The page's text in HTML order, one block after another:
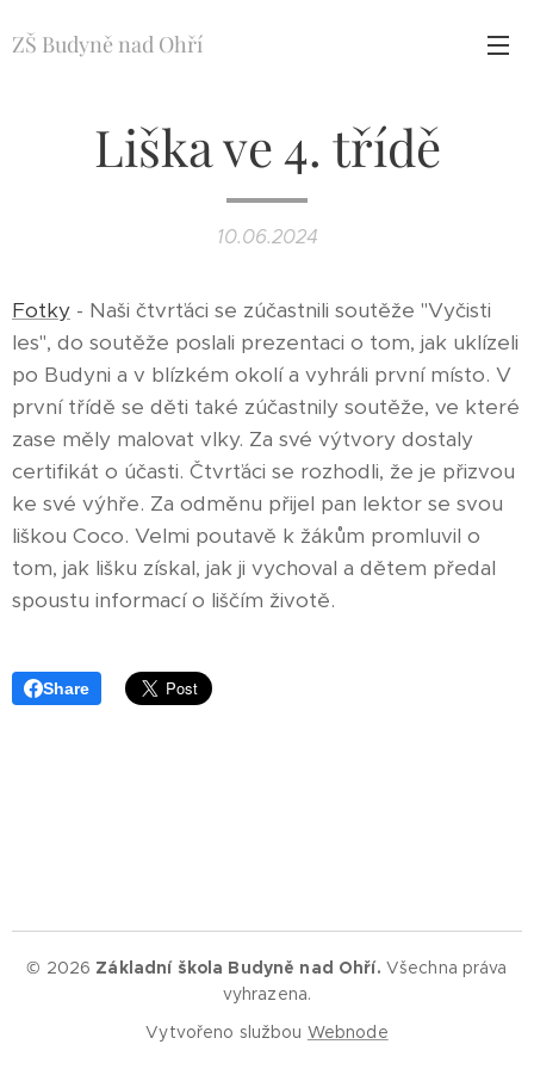
ZŠ Budyně nad Ohří
Liška ve 4. třídě
10.06.2024
Fotky - Naši čtvrťáci se zúčastnili soutěže "Vyčisti
les", do soutěže poslali prezentaci o tom, jak uklízeli
po Budyni a v blízkém okolí a vyhráli první místo. V
první třídě se děti také zúčastnily soutěže, ve které
zase měly malovat vlky. Za své výtvory dostaly
certifikát o účasti. Čtvrťáci se rozhodli, že je přizvou
ke své výhře. Za odměnu přijel pan lektor se svou
liškou Coco. Velmi poutavě k žákům promluvil o
tom, jak lišku získal, jak ji vychoval a dětem předal
spoustu informací o liščím životě.
Share
© 2026 Základní škola Budyně nad Ohří. Všechna práva
vyhrazena.
Vytvořeno službou Webnode